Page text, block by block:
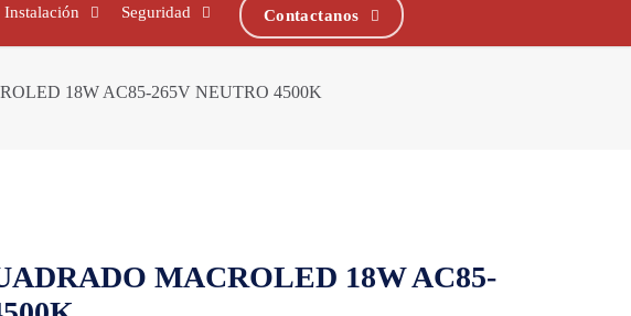
Instalación Seguridad Contactanos
18W AC85-265V NEUTRO 4500K
MACROLED 18W AC85-